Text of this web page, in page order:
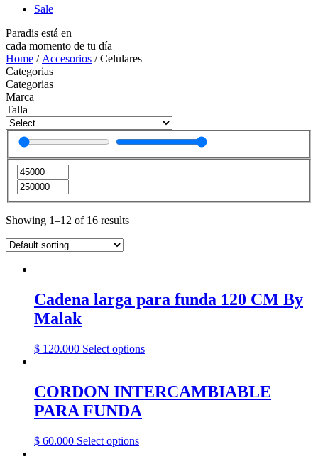
Sale
Paradis está en
cada momento de tu día
Home / Accesorios / Celulares
Categorias
Categorias
Marca
Talla
Showing 1–12 of 16 results
Cadena larga para funda 120 CM By
Malak
$ 120.000 Select optionsThis
multiple
variants.
CORDON INTERCAMBIABLE
PARA FUNDA
$ 60.000 Select optionsThis